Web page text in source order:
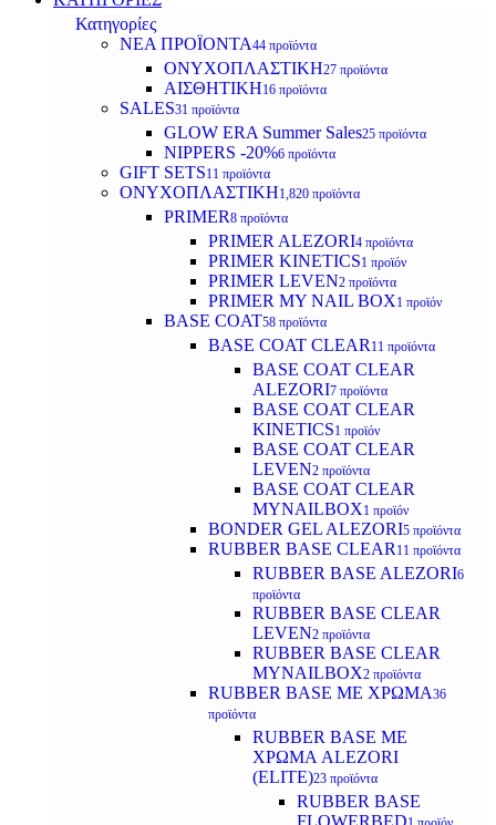
Κατηγορίες
ΝΕΑ ΠΡΟΪΟΝΤΑ44 προϊόντα
ΟΝΥΧΟΠΛΑΣΤΙΚΗ27 προϊόντα
ΑΙΣΘΗΤΙΚΗ16 προϊόντα
SALES31 προϊόντα
GLOW ERA Summer Sales25 προϊόντα
NIPPERS -20%6 προϊόντα
GIFT SETS11 προϊόντα
ΟΝΥΧΟΠΛΑΣΤΙΚΗ1,820 προϊόντα
PRIMER8 προϊόντα
PRIMER ALEZORI4 προϊόντα
PRIMER KINETICS1 προϊόν
PRIMER LEVEN2 προϊόντα
PRIMER MY NAIL BOX1 προϊόν
BASE COAT58 προϊόντα
BASE COAT CLEAR 11 προϊόντα
BASE COAT CLEAR
ALEZORI7 προϊόντα
BASE COAT CLEAR
KINETICS1 προϊόν
BASE COAT CLEAR
LEVEN2 προϊόντα
BASE COAT CLEAR
MYNAILBOX1 προϊόν
BONDER GEL ALEZORI5 προϊόντα
RUBBER BASE CLEAR 11 προϊόντα
RUBBER BASE ALEZORI6
προϊόντα
RUBBER BASE CLEAR
LEVEN2 προϊόντα
RUBBER BASE CLEAR
MYNAILBOX2 προϊόντα
RUBBER BASE ΜΕ ΧΡΩΜΑ36
προϊόντα
RUBBER BASE ΜΕ
ΧΡΩΜΑ ALEZORI
(ELITE)23 προϊόντα
RUBBER BASE
FLOWERBED